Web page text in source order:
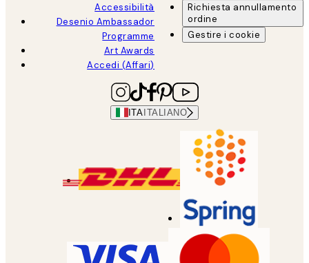
Accessibilità
Desenio Ambassador
Programme
Art Awards
Accedi (Affari)
Richiesta annullamento
ordine
Gestire i cookie
ITA ITALIANO